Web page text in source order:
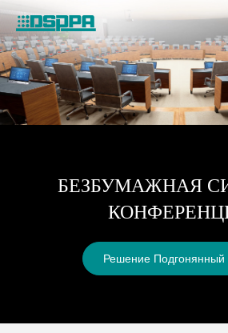
БЕЗБУМАЖНАЯ
Решение Подгонянный